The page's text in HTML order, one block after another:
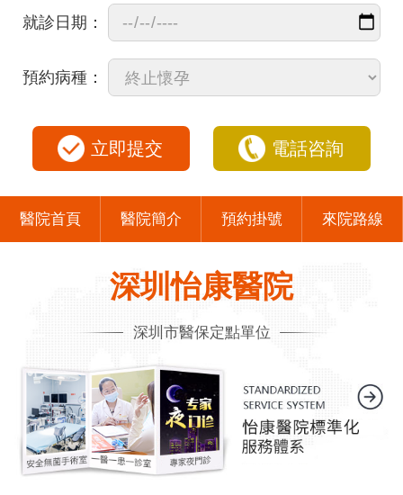
就診日期：
預約病種：
立即提交 電話咨詢
醫院首頁 醫院簡介 預約掛號 來院路線
深圳怡康醫院
深圳市醫保定點單位